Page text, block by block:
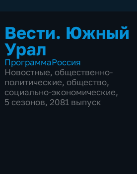
Вести. Южный
Урал
ПрограммаРоссия
Новостные, общественно-
политические, общество,
социально-экономические,
5 сезонов, 2081 выпуск